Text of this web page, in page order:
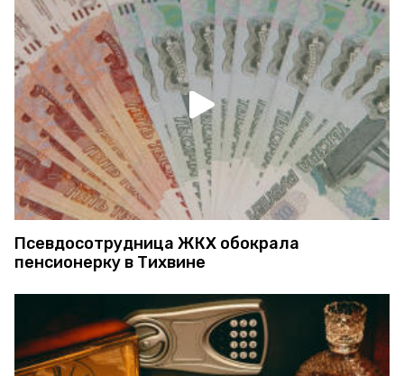
Псевдосотрудница ЖКХ обокрала
пенсионерку в Тихвине